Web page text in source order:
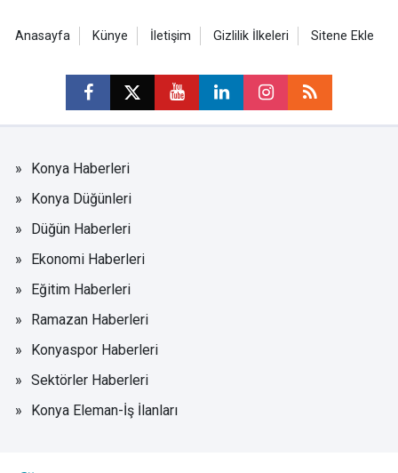
Anasayfa Künye İletişim Gizlilik İlkeleri Sitene Ekle
Konya Haberleri
Konya Düğünleri
Düğün Haberleri
Ekonomi Haberleri
Eğitim Haberleri
Ramazan Haberleri
Konyaspor Haberleri
Sektörler Haberleri
Konya Eleman-İş İlanları